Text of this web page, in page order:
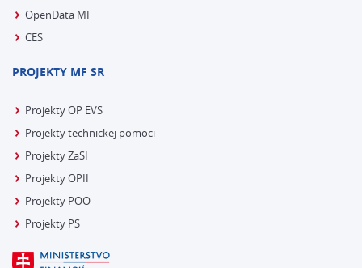
OpenData MF
CES
PROJEKTY MF SR
Projekty OP EVS
Projekty technickej pomoci
Projekty ZaSI
Projekty OPII
Projekty POO
Projekty PS